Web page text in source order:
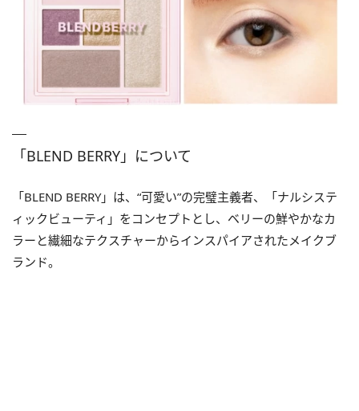
「BLEND BERRY」について
「BLEND BERRY」は、“可愛い”の完璧主義者、「ナルシステ
ィックビューティ」をコンセプトとし、ベリーの鮮やかなカ
ラーと繊細なテクスチャーからインスパイアされたメイクブ
ランド。